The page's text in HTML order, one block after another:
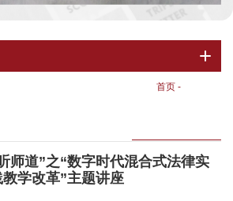
首页 -
师道”之“数字时代混合式法律实
教学改革”主题讲座